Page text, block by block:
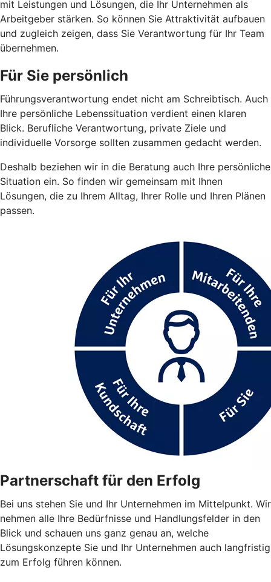
mit Leistungen und Lösungen, die Ihr Unternehmen als
Arbeitgeber stärken. So können Sie Attraktivität aufbauen
und zugleich zeigen, dass Sie Verantwortung für Ihr Team
übernehmen.
Für Sie persönlich
Führungsverantwortung endet nicht am Schreibtisch. Auch
Ihre persönliche Lebenssituation verdient einen klaren
Blick. Berufliche Verantwortung, private Ziele und
individuelle Vorsorge sollten zusammen gedacht werden.
Deshalb beziehen wir in die Beratung auch Ihre persönliche
Situation ein. So finden wir gemeinsam mit Ihnen
Lösungen, die zu Ihrem Alltag, Ihrer Rolle und Ihren Plänen
passen.
Partnerschaft für den Erfolg
Bei uns stehen Sie und Ihr Unternehmen im Mittelpunkt. Wir
nehmen alle Ihre Bedürfnisse und Handlungsfelder in den
Blick und schauen uns ganz genau an, welche
Lösungskonzepte Sie und Ihr Unternehmen auch langfristig
zum Erfolg führen können.